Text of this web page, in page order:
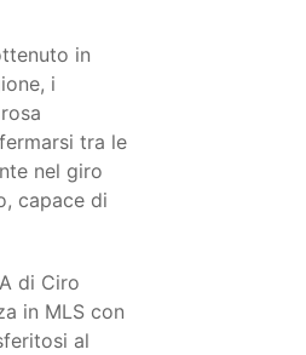
in
i
tra le
nel giro
capace di
di Ciro
in MLS con
al